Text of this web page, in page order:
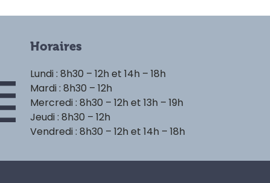
Horaires
Lundi : 8h30 – 12h et 14h – 18h
Mardi : 8h30 – 12h
Mercredi : 8h30 – 12h et 13h – 19h
Jeudi : 8h30 – 12h
Vendredi : 8h30 – 12h et 14h – 18h